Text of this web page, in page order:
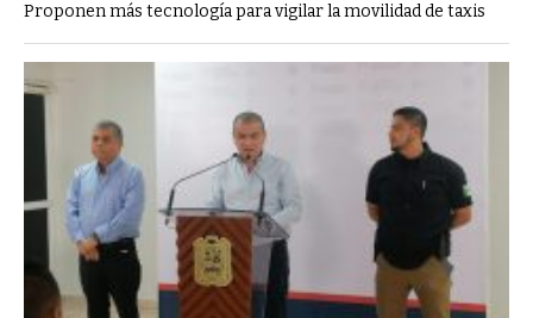
Proponen más tecnología para vigilar la movilidad de taxis